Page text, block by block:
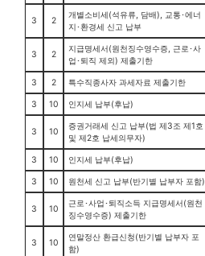
3 2
개별소비세(석유류, 담배), 교통･에너
지･환경세 신고 납부
3 2
지급명세서(원천징수영수증, 근로･사
업･퇴직 제외) 제출기한
3 2 특수직종사자 과세자료 제출기한
3 10 인지세 납부(후납)
3 10
증권거래세 신고 납부(법 제3조 제1호
및 제2호 납세의무자)
3 10 인지세 납부(후납)
3 10 원천세 신고 납부(반기별 납부자 포함)
3 10
근로･사업･퇴직소득 지급명세서(원천
징수영수증) 제출기한
3 10
연말정산 환급신청(반기별 납부자 포
함)